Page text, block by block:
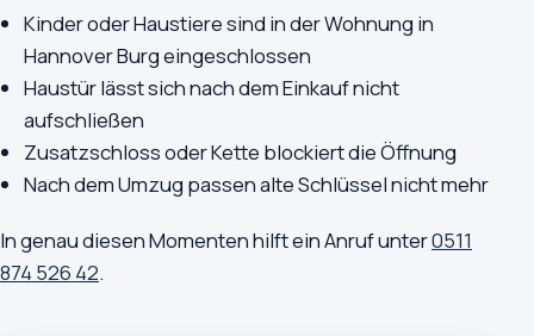
Kinder oder Haustiere sind in der Wohnung in
Hannover Burg eingeschlossen
Haustür lässt sich nach dem Einkauf nicht
aufschließen
Zusatzschloss oder Kette blockiert die Öffnung
Nach dem Umzug passen alte Schlüssel nicht mehr
In genau diesen Momenten hilft ein Anruf unter0511
874 526 42.